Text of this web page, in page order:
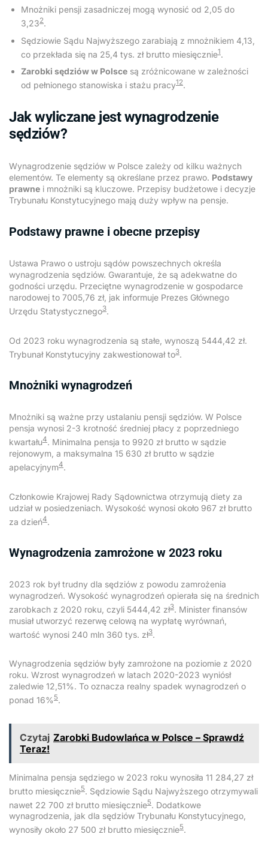
Mnożniki pensji zasadniczej mogą wynosić od 2,05 do
3,232.
Sędziowie Sądu Najwyższego zarabiają z mnożnikiem 4,13,
co przekłada się na 25,4 tys. zł brutto miesięcznie1
Zarobki sędziów w Polsce są zróżnicowane w zależności
od pełnionego stanowiska i stażu pracy12.
Jak wyliczane jest wynagrodzenie
sędziów?
Wynagrodzenie sędziów w Polsce zależy od kilku ważnych
elementów. Te elementy są określane przez prawo. Podstawy
prawne i mnożniki są kluczowe. Przepisy budżetowe i decyzje
Trybunału Konstytucyjnego mają duży wpływ na pensje.
Podstawy prawne i obecne przepisy
Ustawa Prawo o ustroju sądów powszechnych określa
wynagrodzenia sędziów. Gwarantuje, że są adekwatne do
godności urzędu. Przeciętne wynagrodzenie w gospodarce
narodowej to 7005,76 zł, jak informuje Prezes Głównego
Urzędu Statystycznego3.
Od 2023 roku wynagrodzenia są stałe, wynoszą 5444,42 zł.
Trybunał Konstytucyjny zakwestionował to3
Mnożniki wynagrodzeń
Mnożniki są ważne przy ustalaniu pensji sędziów. W Polsce
pensja wynosi 2-3 krotność średniej płacy z poprzedniego
kwartału4. Minimalna pensja to 9920 zł brutto w sądzie
rejonowym, a maksymalna 15 630 zł brutto w sądzie
apelacyjnym4.
Członkowie Krajowej Rady Sądownictwa otrzymują diety za
udział w posiedzeniach. Wysokość wynosi około 967 zł brutto
za dzień4
Wynagrodzenia zamrożone w 2023 roku
2023 rok był trudny dla sędziów z powodu zamrożenia
wynagrodzeń. Wysokość wynagrodzeń opierała się na średnich
zarobkach z 2020 roku, czyli 5444,42 zł3. Minister finansów
musiał utworzyć rezerwę celową na wypłatę wyrównań,
wartość wynosi 240 mln 360 tys. zł3.
Wynagrodzenia sędziów były zamrożone na poziomie z 2020
roku. Wzrost wynagrodzeń w latach 2020-2023 wyniósł
zaledwie 12,51%. To oznacza realny spadek wynagrodzeń o
ponad 16% 5.
Czytaj Zarobki Budowlańca w Polsce – Sprawdź
Teraz!
Minimalna pensja sędziego w 2023 roku wynosiła 11 284,27 zł
brutto miesięcznie5. Sędziowie Sądu Najwyższego otrzymywali
nawet 22 700 zł brutto miesięcznie5. Dodatkowe
wynagrodzenia, jak dla sędziów Trybunału Konstytucyjnego,
wynosiły około 27 500 zł brutto miesięcznie5.